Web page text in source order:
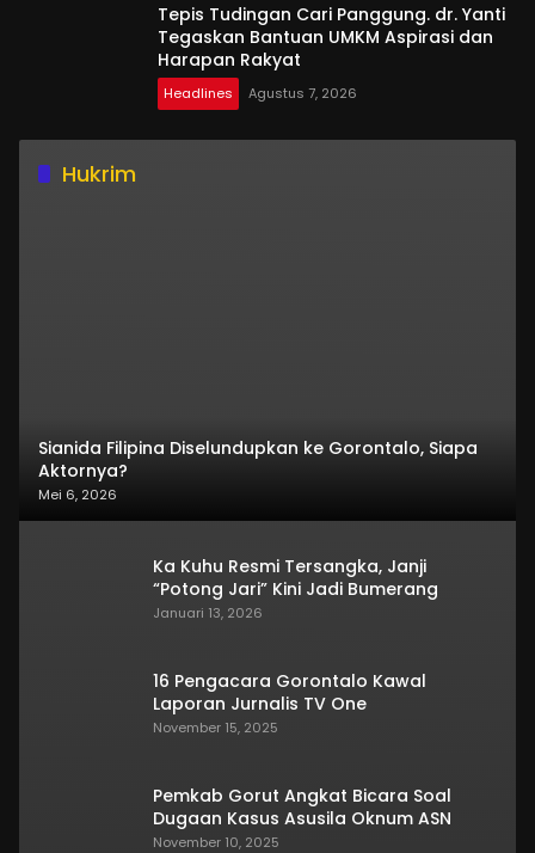
Tepis Tudingan Cari Panggung. dr. Yanti
Tegaskan Bantuan UMKM Aspirasi dan
Harapan Rakyat
Headlines Agustus 7, 2026
Hukrim
Sianida Filipina Diselundupkan ke Gorontalo, Siapa
Aktornya?
Mei 6, 2026
Ka Kuhu Resmi Tersangka, Janji
“Potong Jari” Kini Jadi Bumerang
Januari 13, 2026
16 Pengacara Gorontalo Kawal
Laporan Jurnalis TV One
November 15, 2025
Pemkab Gorut Angkat Bicara Soal
Dugaan Kasus Asusila Oknum ASN
November 10, 2025